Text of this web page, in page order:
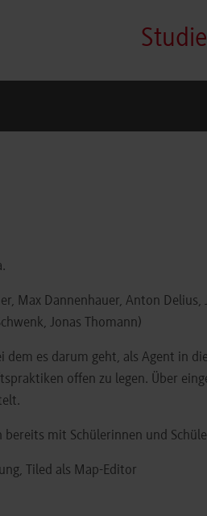
Max Dannenhauer, Anton Delius,
Jonas Thomann)
es darum geht, als Agent in
offen zu legen. Über
mit Schülerinnen und
Tiled als Map-Editor